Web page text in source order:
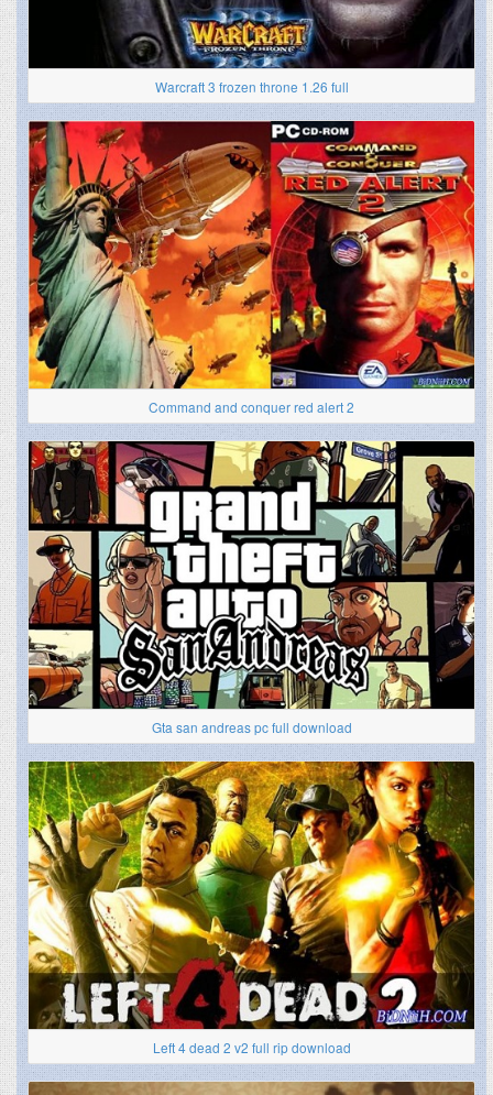
Warcraft 3 frozen throne 1.26 full
Command and conquer red alert 2
Gta san andreas pc full download
Left 4 dead 2 v2 full rip download